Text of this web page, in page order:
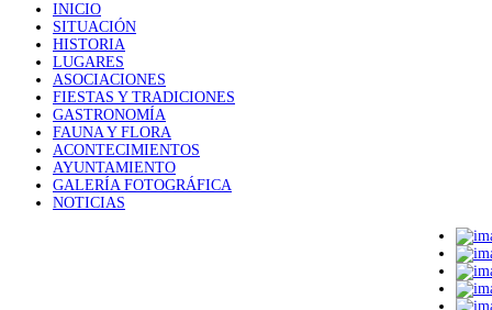
INICIO
SITUACIÓN
HISTORIA
LUGARES
ASOCIACIONES
FIESTAS Y TRADICIONES
GASTRONOMÍA
FAUNA Y FLORA
ACONTECIMIENTOS
AYUNTAMIENTO
GALERÍA FOTOGRÁFICA
NOTICIAS